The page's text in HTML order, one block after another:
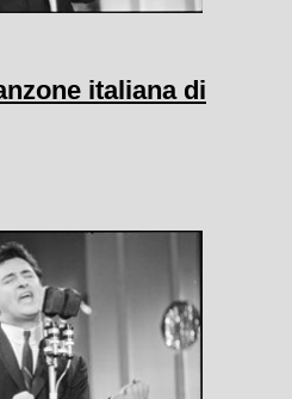
italiana di